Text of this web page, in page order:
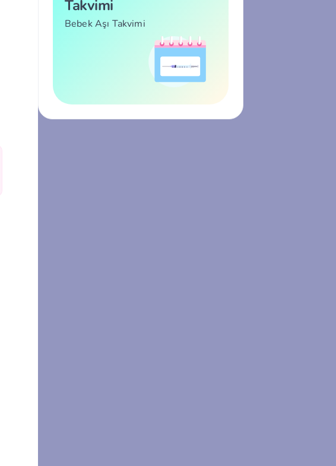
Takvimi
Bebek Aşı Takvimi